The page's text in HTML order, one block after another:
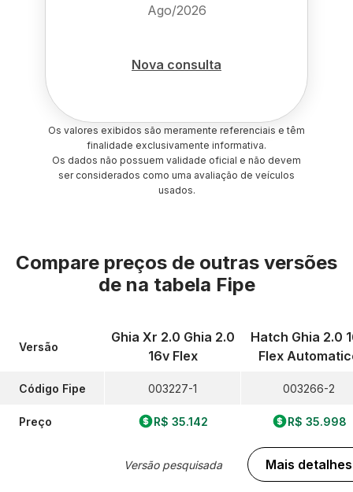
Ago/2026
Nova consulta
Os valores exibidos são meramente referenciais e têm
finalidade exclusivamente informativa.
Os dados não possuem validade oficial e não devem
ser considerados como uma avaliação de veículos
usados.
Compare preços de outras versões
de na tabela Fipe
Versão
Código Fipe
Preço
Ghia Xr 2.0 Ghia 2.0
16v Flex
003227-1
R$ 35.142
Versão pesquisada
Hatch Ghia 2.0
Flex
003266-2
R$ 35.998
Mais detalhes